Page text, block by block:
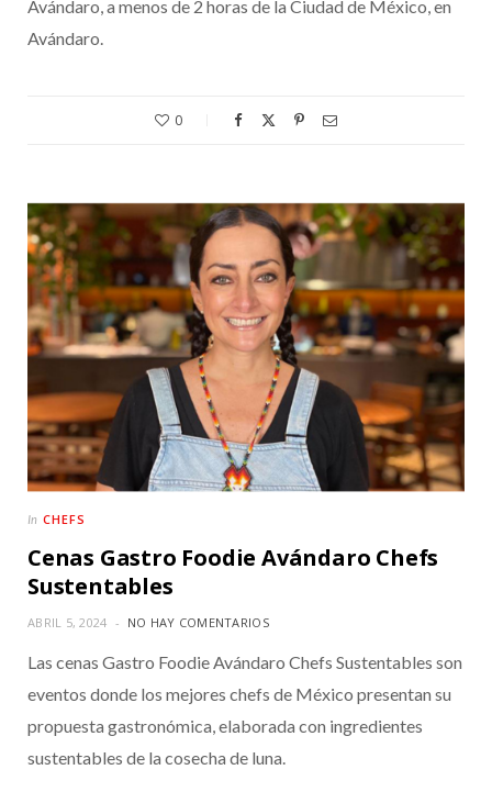
Avándaro, a menos de 2 horas de la Ciudad de México, en
Avándaro.
0
In CHEFS
Cenas Gastro Foodie Avándaro Chefs
Sustentables
ABRIL 5, 2024 NO HAY COMENTARIOS
Las cenas Gastro Foodie Avándaro Chefs Sustentables son
eventos donde los mejores chefs de México presentan su
propuesta gastronómica, elaborada con ingredientes
sustentables de la cosecha de luna.